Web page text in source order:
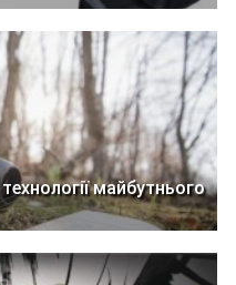
майбутнього